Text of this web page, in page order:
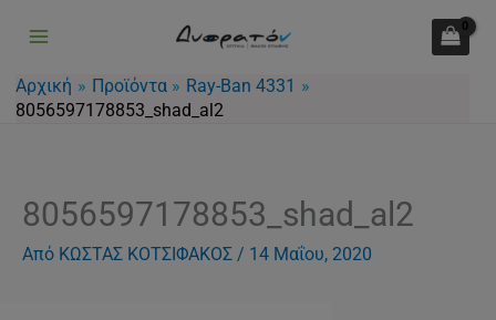
περιεχόμενο
Αρχική Προϊόντα
Ray-Ban 4331
8056597178853_shad_al2
8056597178853_shad_al2
Από ΚΩΣΤΑΣ ΚΟΤΣΙΦΑΚΟΣ / 14 Μαΐου, 2020